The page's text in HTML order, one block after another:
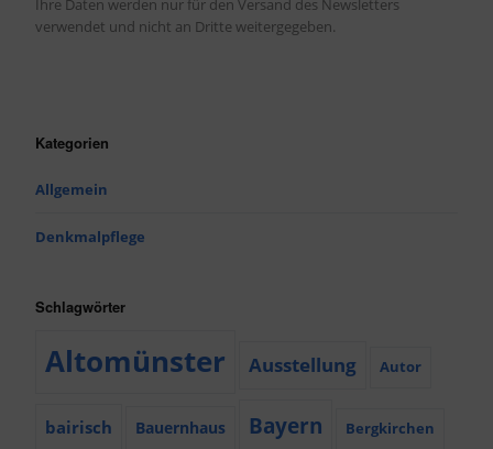
Ihre Daten werden nur für den Versand des Newsletters
verwendet und nicht an Dritte weitergegeben.
Kategorien
Allgemein
Denkmalpflege
Schlagwörter
Altomünster Ausstellung Autor
bairisch Bauernhaus Bayern Bergkirchen